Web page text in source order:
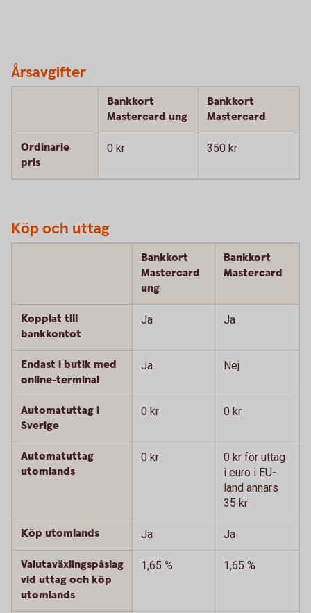
Årsavgifter
Bankkort
Mastercard ung
Bankkort
Mastercard
Ordinarie
pris
0 kr 350 kr
Köp och uttag
Bankkort
Mastercard
ung
Bankkort
Mastercard
Kopplat till
bankkontot
Ja Ja
Endast i butik med
online-terminal
Ja Nej
Automatuttag i
Sverige
0 kr 0 kr
Automatuttag
utomlands
0 kr
0 kr för uttag
i euro i EU-
land annars
35 kr
Köp utomlands Ja Ja
Valutaväxlingspåslag
vid uttag och köp
utomlands
1,65 % 1,65 %